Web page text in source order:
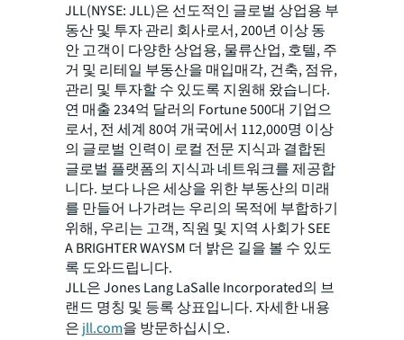
JLL(NYSE: JLL)은 선도적인 글로벌 상업용 부
동산 및 투자 관리 회사로서, 200년 이상 동
안 고객이 다양한 상업용, 물류산업, 호텔, 주
거 및 리테일 부동산을 매입매각, 건축, 점유,
관리 및 투자할 수 있도록 지원해 왔습니다.
연 매출 234억 달러의 Fortune 500대 기업으
로서, 전 세계 80여 개국에서 112,000명 이상
의 글로벌 인력이 로컬 전문 지식과 결합된
글로벌 플랫폼의 지식과 네트워크를 제공합
니다. 보다 나은 세상을 위한 부동산의 미래
를 만들어 나가려는 우리의 목적에 부합하기
위해, 우리는 고객, 직원 및 지역 사회가 SEE
A BRIGHTER WAYSM 더 밝은 길을 볼 수 있도
록 도와드립니다.
JLL은 Jones Lang LaSalle Incorporated의 브
랜드 명칭 및 등록 상표입니다. 자세한 내용
은 jll.com을 방문하십시오.